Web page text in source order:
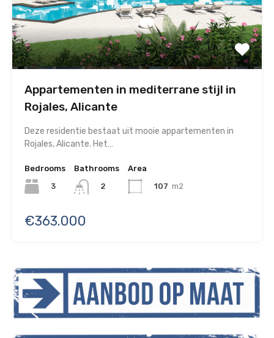
Appartementen in mediterrane stijl in
Rojales, Alicante
Deze residentie bestaat uit mooie appartementen in
Rojales, Alicante. Het…
Bedrooms
3
Bathrooms
2
Area
107 m2
€363.000